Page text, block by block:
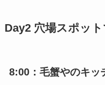
Day2 穴場スポッ
8:00：毛蟹やのキッ